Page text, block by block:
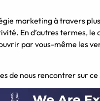
marketing à travers
En d’autres termes, le
par vous-même les
de nous rencontrer sur ce